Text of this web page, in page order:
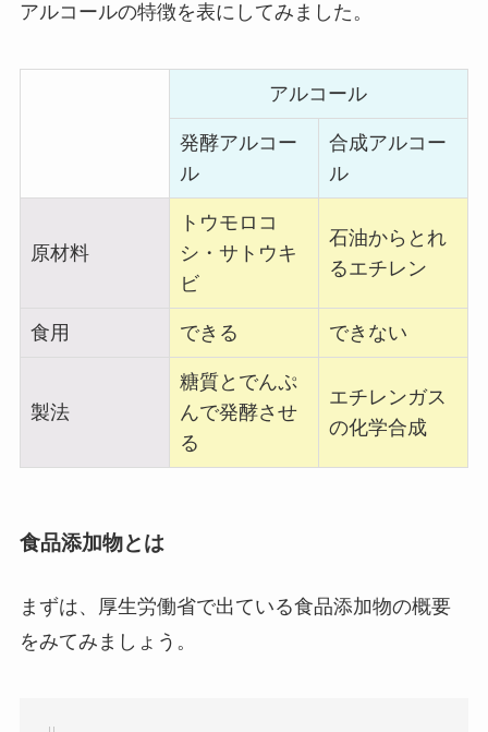
アルコールの特徴を表にしてみました。
アルコール
発酵アルコー
ル
合成アルコー
ル
原材料
トウモロコ
シ・サトウキ
ビ
石油からとれ
るエチレン
食用 できる できない
製法
糖質とでんぷ
んで発酵させ
る
エチレンガス
の化学合成
食品添加物とは
まずは、厚生労働省で出ている食品添加物の概要
をみてみましょう。